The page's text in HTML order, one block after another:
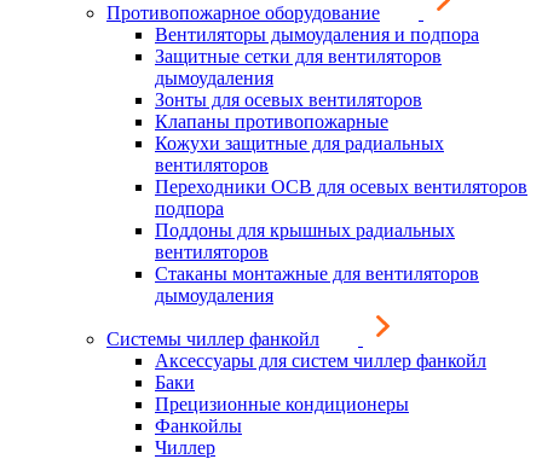
Противопожарное оборудование
Вентиляторы дымоудаления и подпора
Защитные сетки для вентиляторов
дымоудаления
Зонты для осевых вентиляторов
Клапаны противопожарные
Кожухи защитные для радиальных
вентиляторов
Переходники ОСВ для осевых вентиляторов
подпора
Поддоны для крышных радиальных
вентиляторов
Стаканы монтажные для вентиляторов
дымоудаления
Системы чиллер фанкойл
Аксессуары для систем чиллер фанкойл
Баки
Прецизионные кондиционеры
Фанкойлы
Чиллер